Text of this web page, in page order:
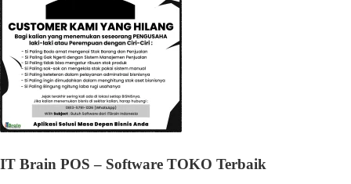
IT Brain POS – Software TOKO Terbaik